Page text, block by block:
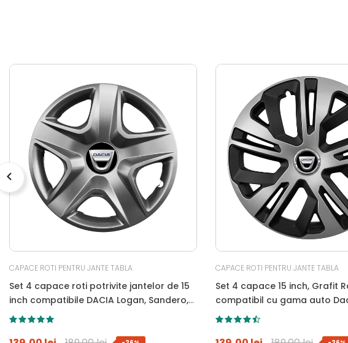
CAPACE ROTI PENTRU JANTE TABLA
Set 4 capace roti potrivite jantelor de 15
inch compatibile DACIA Logan, Sandero,
Duster, Dokker, Model-340
CAPACE ROTI PENTRU JANTE TABLA
Set 4 capace 15 inch, Grafit
compatibil cu gama auto